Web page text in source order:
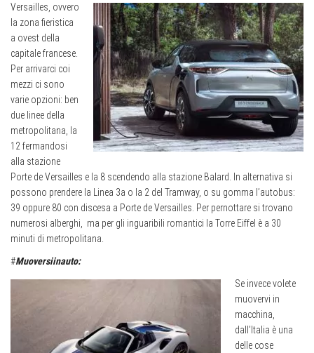
Versailles, ovvero
la zona fieristica
a ovest della
capitale francese.
Per arrivarci coi
mezzi ci sono
varie opzioni: ben
due linee della
metropolitana, la
12 fermandosi
alla stazione
Porte de Versailles e la 8 scendendo alla stazione Balard. In alternativa si
possono prendere la Linea 3a o la 2 del Tramway, o su gomma l’autobus:
39 oppure 80 con discesa a Porte de Versailles. Per pernottare si trovano
numerosi alberghi,
ma per gli inguaribili romantici la Torre Eiffel è a 30
minuti di metropolitana.
#Muoversiinauto:
Se invece volete
muovervi in
macchina,
dall’Italia è una
delle cose